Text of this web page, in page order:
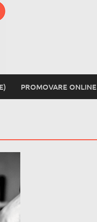
PROMOVARE ONLINE